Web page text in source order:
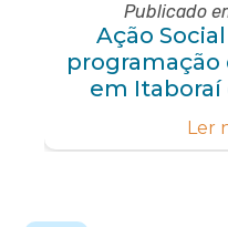
Publicado
Ação
programação
em Itaboraí
gratuitos
Ler